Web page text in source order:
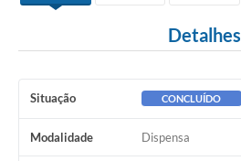
Prefeito Municipal
Requerimento geral
Sala do Empreendedor
Conselhos Municipais
Detalhes
Situação CONCLUÍDO
Modalidade Dispensa